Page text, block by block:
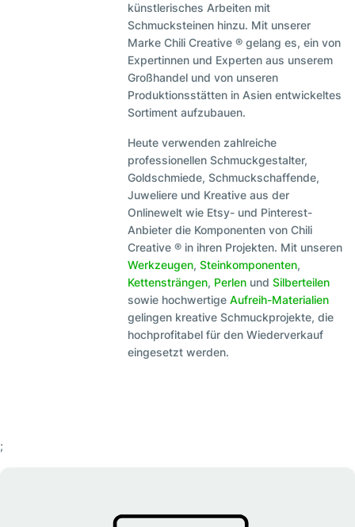
künstlerisches Arbeiten mit
Schmucksteinen hinzu. Mit unserer
Marke Chili Creative ® gelang es, ein von
Expertinnen und Experten aus unserem
Großhandel und von unseren
Produktionsstätten in Asien entwickeltes
Sortiment aufzubauen.
Heute verwenden zahlreiche
professionellen Schmuckgestalter,
Goldschmiede, Schmuckschaffende,
Juweliere und Kreative aus der
Onlinewelt wie Etsy- und Pinterest-
Anbieter die Komponenten von Chili
Creative ® in ihren Projekten. Mit unseren
Werkzeugen,Steinkomponenten,
Kettensträngen, Perlen undSilberteilen
sowie hochwertigeAufreih-Materialien
gelingen kreative Schmuckprojekte, die
hochprofitabel für den Wiederverkauf
eingesetzt werden.
;